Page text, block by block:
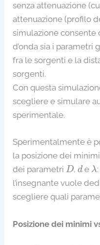
senza attenuazione
attenuazione (profilo
simulazione consente
d’onda sia i parametri
fra le sorgenti e la
sorgenti.
Con questa
scegliere e simulare
sperimentale.
Sperimentalmente è
la posizione dei
dei parametriD
D,d
de λ
λ
l’insegnante vuole
scegliere quali
Posizione dei minimi